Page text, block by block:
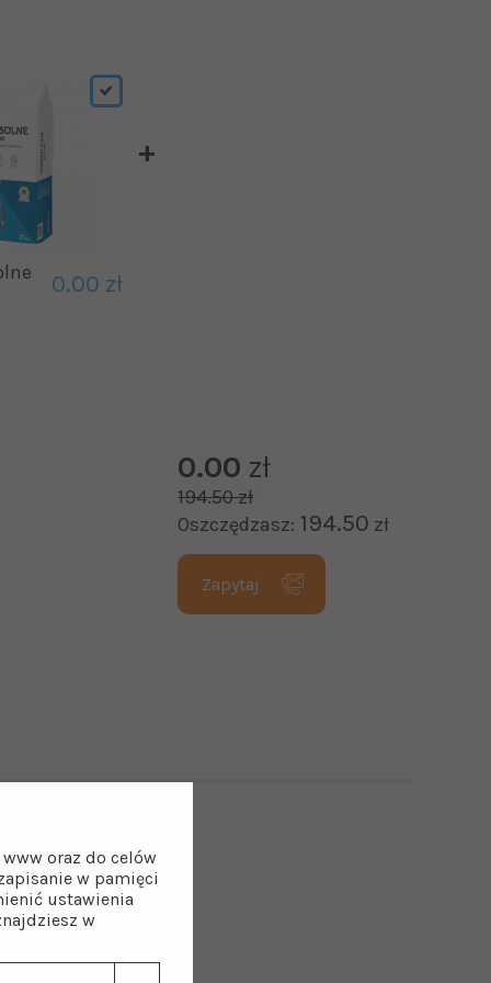
0.00 zł
0.00 zł
194.50 zł
Oszczędzasz: 194.50 zł
Zapytaj
Zmiękczacze wody
zastosowano
zmiękczania spełnia
zastosowanie
oraz do celów
w pamięci
ustawienia
w